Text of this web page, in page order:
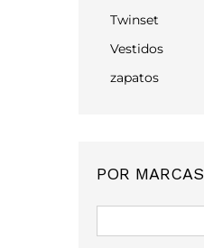
Twinset
Vestidos
zapatos
POR MARCAS